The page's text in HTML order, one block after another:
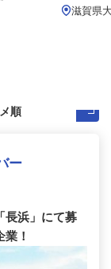
滋賀県
ー
長浜」にて募
！